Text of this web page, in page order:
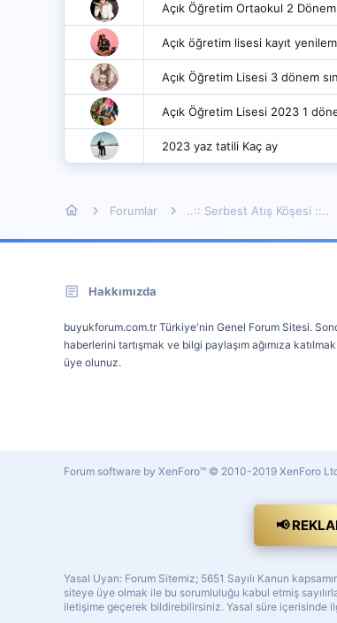
Açık Öğretim Ortaokul 2
Açık öğretim lisesi kayıt
Açık Öğretim Lisesi 3 dönem
Açık Öğretim Lisesi 2023 1
2023 yaz tatili Kaç ay
Forumlar ..:: Serbest Atış Köşesi ::..
Hakkımızda
buyukforum.com.tr Türkiye'nin Genel Forum Sitesi.
haberlerini tartışmak ve bilgi paylaşım ağımıza
üye olunuz.
Forum software by XenForo™ © 2010-2019 XenForo
📢
Yasal Uyarı: Forum Sitemiz; 5651 Sayılı Kanun
siteye üye olmak ile bu sorumluluğu kabul etmiş
iletişime geçerek bildirebilirsiniz. Yasal süre içerisinde